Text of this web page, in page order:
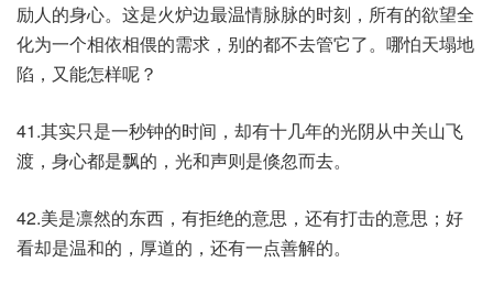
励人的身心。这是火炉边最温情脉脉的时刻，所有的欲望全
化为一个相依相偎的需求，别的都不去管它了。哪怕天塌地
陷，又能怎样呢？
41.其实只是一秒钟的时间，却有十几年的光阴从中关山飞
渡，身心都是飘的，光和声则是倏忽而去。
42.美是凛然的东西，有拒绝的意思，还有打击的意思；好
看却是温和的，厚道的，还有一点善解的。